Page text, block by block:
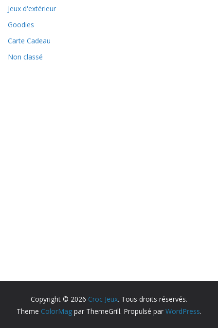
Jeux d'extérieur
Goodies
Carte Cadeau
Non classé
Copyright © 2026 Croc Jeux. Tous droits réservés.
Theme ColorMag par ThemeGrill. Propulsé par WordPress.